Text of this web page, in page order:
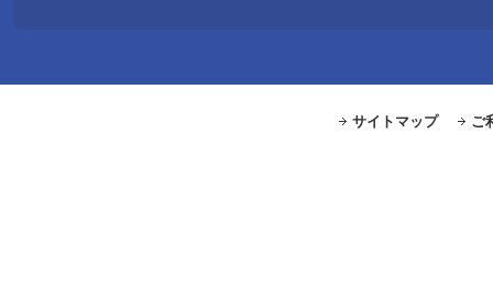
サイトマップ ご